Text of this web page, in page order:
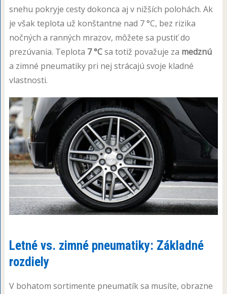
snehu pokryje cesty dokonca aj v nižších polohách. Ak
je však teplota už konštantne nad 7 °C, bez rizika
nočných a ranných mrazov, môžete sa pustiť do
prezúvania. Teplota 7 °Csa totiž považuje za medznú
a zimné pneumatiky pri nej strácajú svoje kladné
vlastnosti.
Letné vs. zimné pneumatiky: Základné
rozdiely
V bohatom sortimente pneumatík sa musíte, obrazne